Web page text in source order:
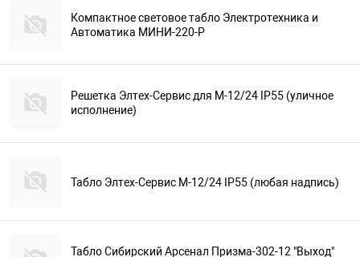
Компактное световое табло Электротехника и
Автоматика МИНИ-220-Р
Решетка Элтех-Сервис для М-12/24 IP55 (уличное
исполнение)
Табло Элтех-Сервис М-12/24 IP55 (любая надпись)
Табло Сибирский Арсенал Призма-302-12 "Выход"